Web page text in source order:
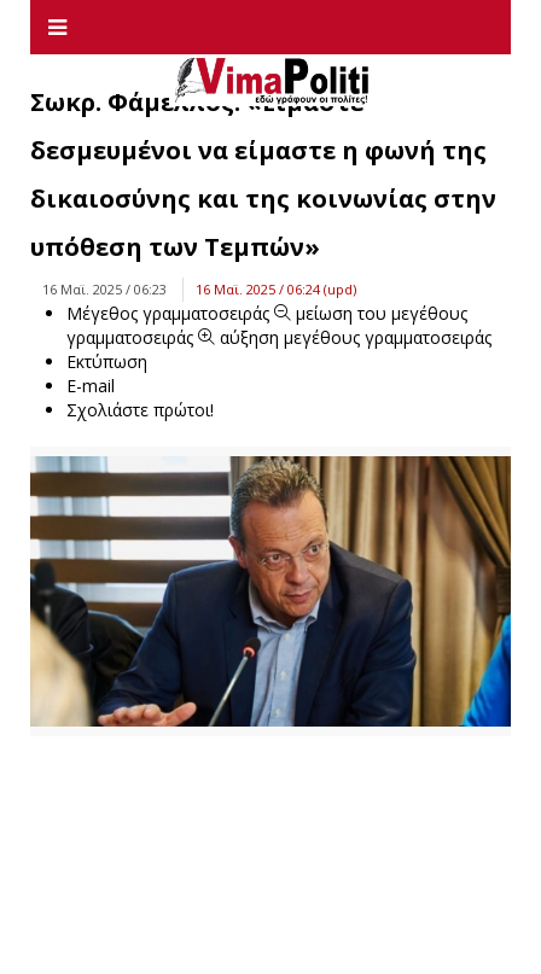
Σωκρ. Φάμελλος: «Είμαστε
δεσμευμένοι να είμαστε η φωνή της
δικαιοσύνης και της κοινωνίας στην
υπόθεση των Τεμπών»
16 Μαϊ. 2025 / 06:23 16 Μαϊ. 2025 / 06:24 (upd)
Μέγεθος γραμματοσειράς
μείωση του μεγέθους
γραμματοσειράς
αύξηση μεγέθους γραμματοσειράς
Εκτύπωση
E-mail
Σχολιάστε πρώτοι!